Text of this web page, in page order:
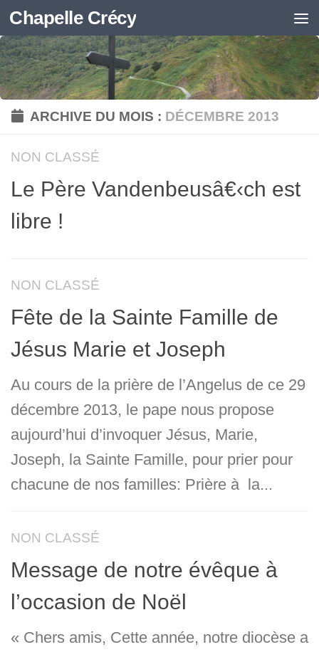
Skip to content
Chapelle Crécy
ARCHIVE DU MOIS : DÉCEMBRE 2013
NON CLASSÉ
Le Père Vandenbeusâ€‹ch est
libre !
NON CLASSÉ
Fête de la Sainte Famille de
Jésus Marie et Joseph
Au cours de la prière de l’Angelus de ce 29
décembre 2013, le pape nous propose
aujourd’hui d’invoquer Jésus, Marie,
Joseph, la Sainte Famille, pour prier pour
chacune de nos familles: Prière à la...
NON CLASSÉ
Message de notre évêque à
l’occasion de Noël
« Chers amis, Cette année, notre diocèse a